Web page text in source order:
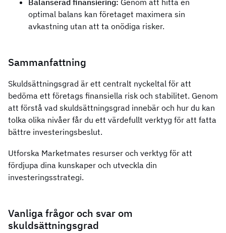
Balanserad finansiering: Genom att hitta en
optimal balans kan företaget maximera sin
avkastning utan att ta onödiga risker.
Sammanfattning
Skuldsättningsgrad är ett centralt nyckeltal för att
bedöma ett företags finansiella risk och stabilitet. Genom
att förstå vad skuldsättningsgrad innebär och hur du kan
tolka olika nivåer får du ett värdefullt verktyg för att fatta
bättre investeringsbeslut.
Utforska Marketmates resurser och verktyg för att
fördjupa dina kunskaper och utveckla din
investeringsstrategi.
Vanliga frågor och svar om
skuldsättningsgrad